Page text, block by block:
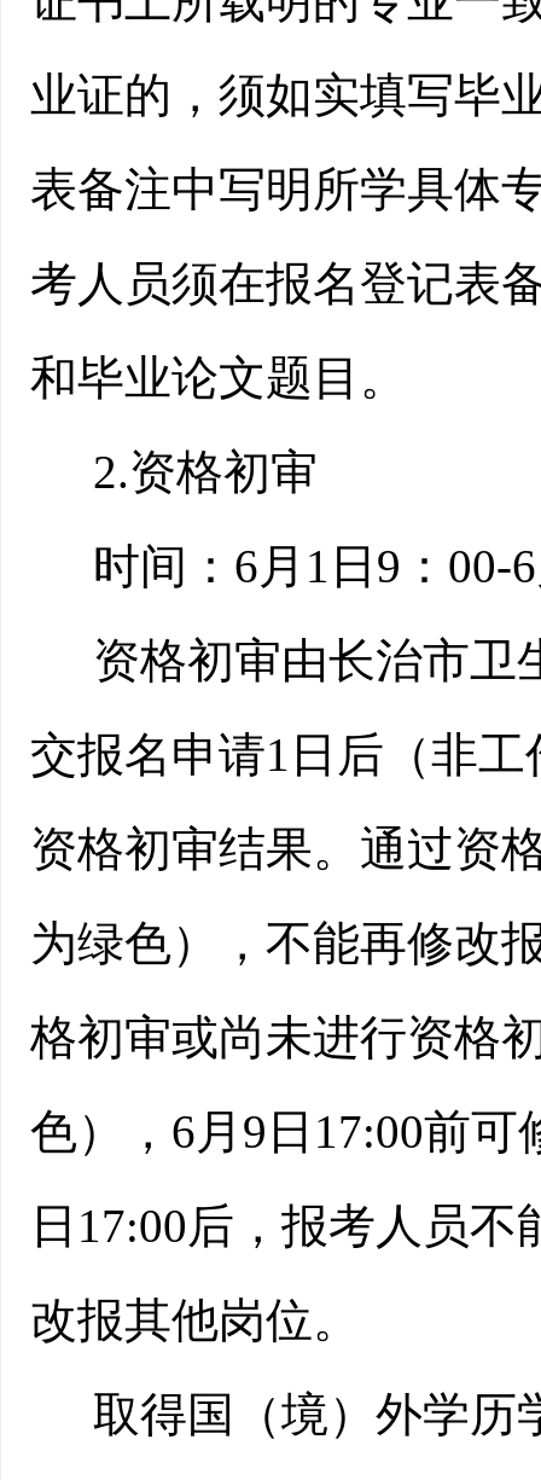
业证的，须如实填写毕
表备注中写明所学具体
考人员须在报名登记表
和毕业论文题目。
2.资格初审
时间： 6月 1 日 9：00-6
资格初审由长治市卫
交报名申请1日后（非
资格初审结果。通过资
为绿色），不能再修改
格初审或尚未进行资格
色）， 6月 9 日 17:00前
日 17:00后，报考人员
改报其他岗位。
取得国（境）外学历